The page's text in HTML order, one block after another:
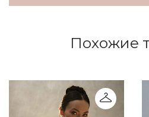
Похожие